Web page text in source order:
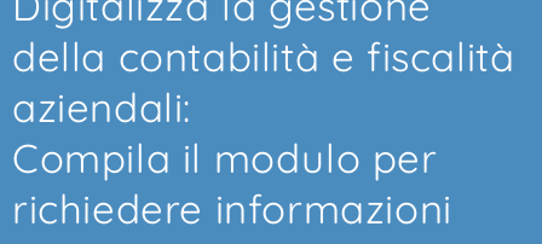
della contabilità e fiscalità
aziendali:
Compila il modulo per
richiedere informazioni